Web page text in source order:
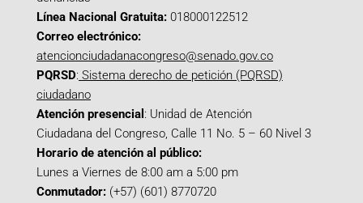
Línea Nacional Gratuita: 018000122512
Correo electrónico:
atencionciudadanacongreso@senado.gov.co
PQRSD: Sistema derecho de petición (PQRSD)
ciudadano
Atención presencial : Unidad de Atención
Ciudadana del Congreso, Calle 11 No. 5 – 60 Nivel 3
Horario de atención al público:
Lunes a Viernes de 8:00 am a 5:00 pm
Conmutador: (+57) (601) 8770720